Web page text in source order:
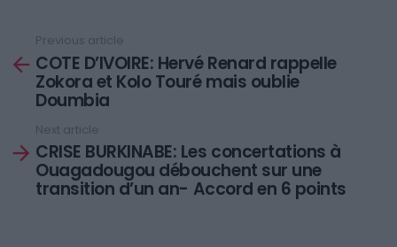
more
Previous article
COTE D’IVOIRE: Hervé Renard rappelle
Zokora et Kolo Touré mais oublie
Doumbia
Next article
CRISE BURKINABE: Les concertations à
Ouagadougou débouchent sur une
transition d’un an- Accord en 6 points